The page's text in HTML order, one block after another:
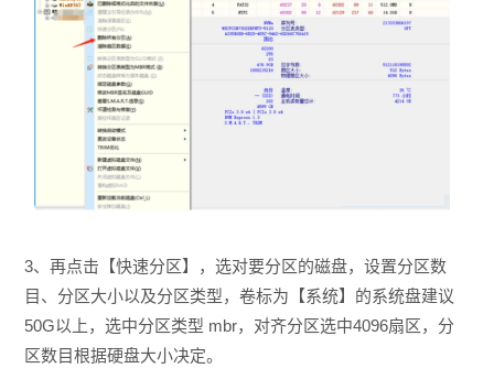
3、再点击【快速分区】，选对要分区的磁盘，设置分区数
目、分区大小以及分区类型，卷标为【系统】的系统盘建议
50G以上，选中分区类型 mbr，对齐分区选中4096扇区，分
区数目根据硬盘大小决定。